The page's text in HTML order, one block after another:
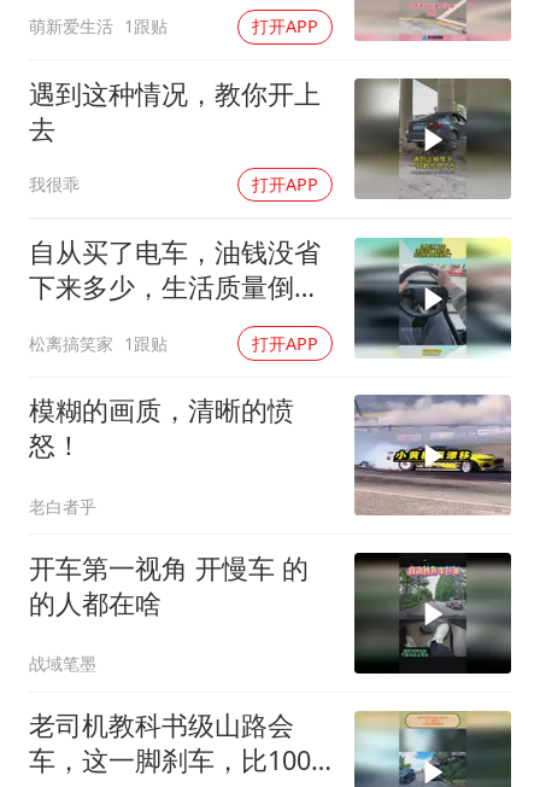
萌新爱生活 1跟贴 打开APP
遇到这种情况，教你开上
去
我很乖 打开APP
自从买了电车，油钱没省
下来多少，生活质量倒是
松离搞笑家 1跟贴 打开APP
模糊的画质，清晰的愤
怒！
老白者乎
开车第一视角 开慢车 的
的人都在啥
战域笔墨
老司机教科书级山路会
车，这一脚刹车，比100